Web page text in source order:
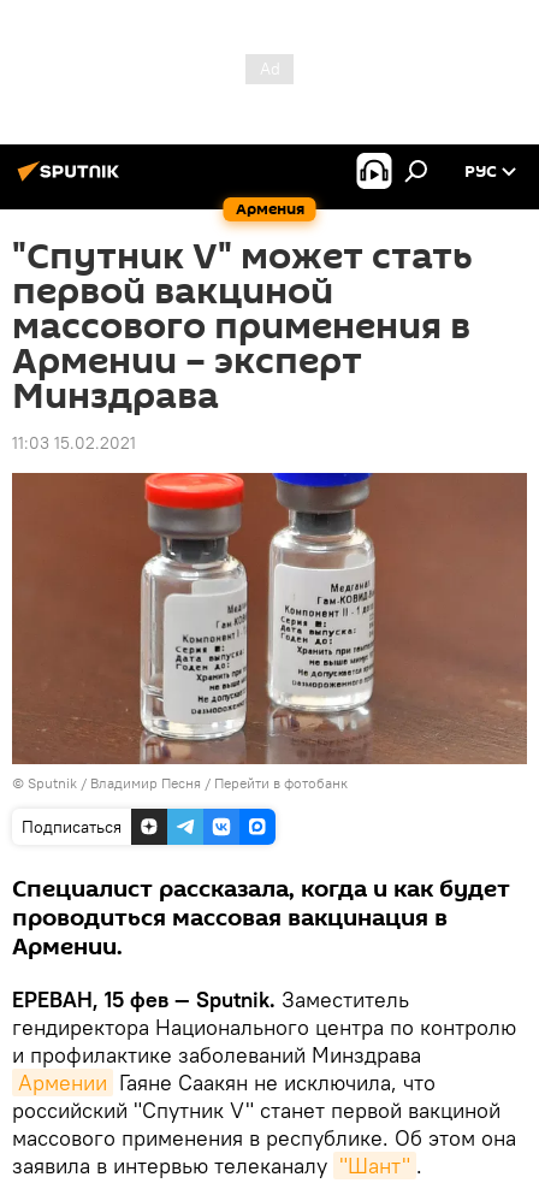
Армения
РУС
"Спутник V" может стать
первой вакциной
массового применения в
Армении – эксперт
Минздрава
11:03 15.02.2021
© Sputnik / Владимир Песня / Перейти в фотобанк
Подписаться
Специалист рассказала, когда и как будет
проводиться массовая вакцинация в
Армении.
ЕРЕВАН, 15 фев — Sputnik. Заместитель
гендиректора Национального центра по контролю
и профилактике заболеваний Минздрава
Армении Гаяне Саакян не исключила, что
российский "Спутник V" станет первой вакциной
массового применения в республике. Об этом она
заявила в интервью телеканалу "Шант" .